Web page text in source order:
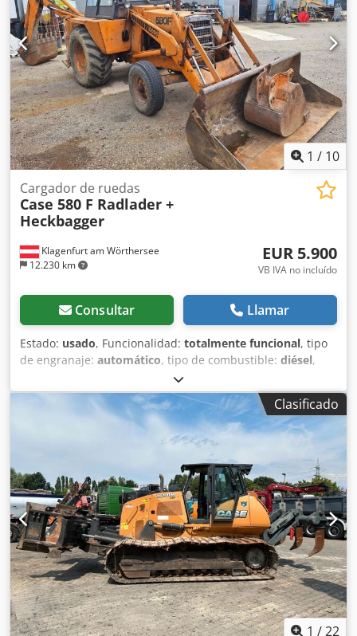
1 / 10
Klagenfurt am Wörthersee
12.230 km
Cargador de ruedas
Case 580 F Radlader +
Heckbagger
EUR 5.900
VB IVA no incluído
Consultar Llamar
Estado: usado, Funcionalidad: totalmente funcional, tipo
de engranaje: automático, tipo de combustible: diésel,
, configuración de ejes:
primer registro:10/1977, Año de fabricación:1977,
Equipamiento:hidráulica, Técnicamente en buen estado
Dsdst S Idrepfx Airjck
Clasificado
1 /22